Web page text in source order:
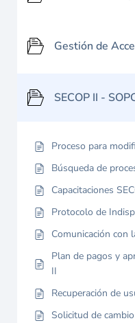
Gestión de
SECOP II -
Proceso para
Búsqueda de
Capacitaciones
Protocolo de
Comunicación con
Plan de pagos y
II
Recuperación de
Solicitud de